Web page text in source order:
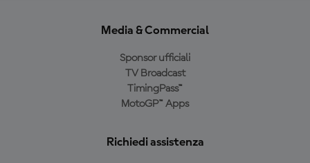
Media & Commercial
Sponsor ufficiali
TV Broadcast
TimingPass™
MotoGP™ Apps
Richiedi assistenza